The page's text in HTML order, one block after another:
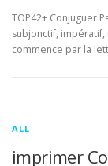
TOP42+ Conjuguer
subjonctif,
commence par la
ALL
imprimer